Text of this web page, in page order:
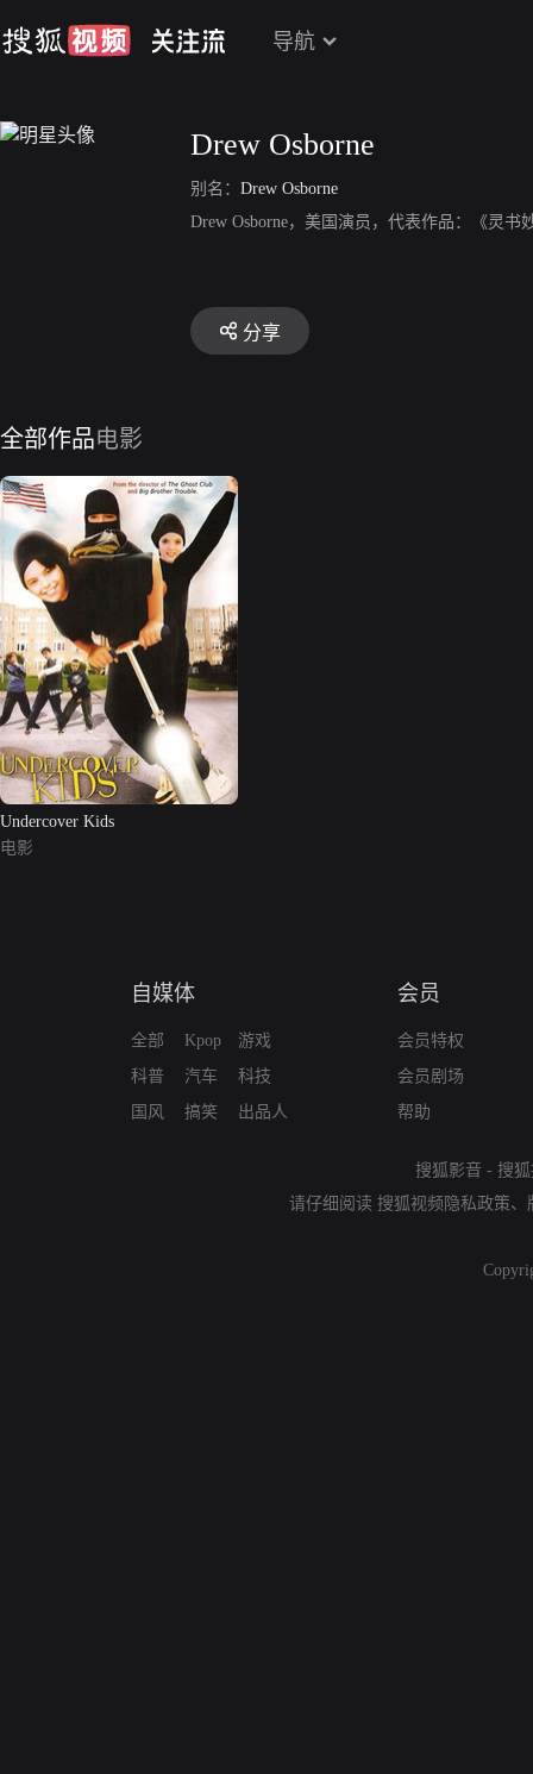
导航
Drew Osborne
别名： Drew Osborne
Drew Osborne，美国演员，代表作品：《灵
分享
全部作品电影
Undercover Kids
电影
自媒体
全部
科普
国风
Kpop
汽车
搞笑
游戏
科技
出品人
会员
会员特权
会员剧场
帮助
搜狐影音 - 搜
请仔细阅读 搜狐视频隐私政策、